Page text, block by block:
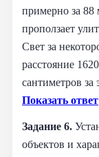
примерно за 88
проползает
Свет за
расстояние
сантиметров за
Показать ответ
Задание 6.
объектов и